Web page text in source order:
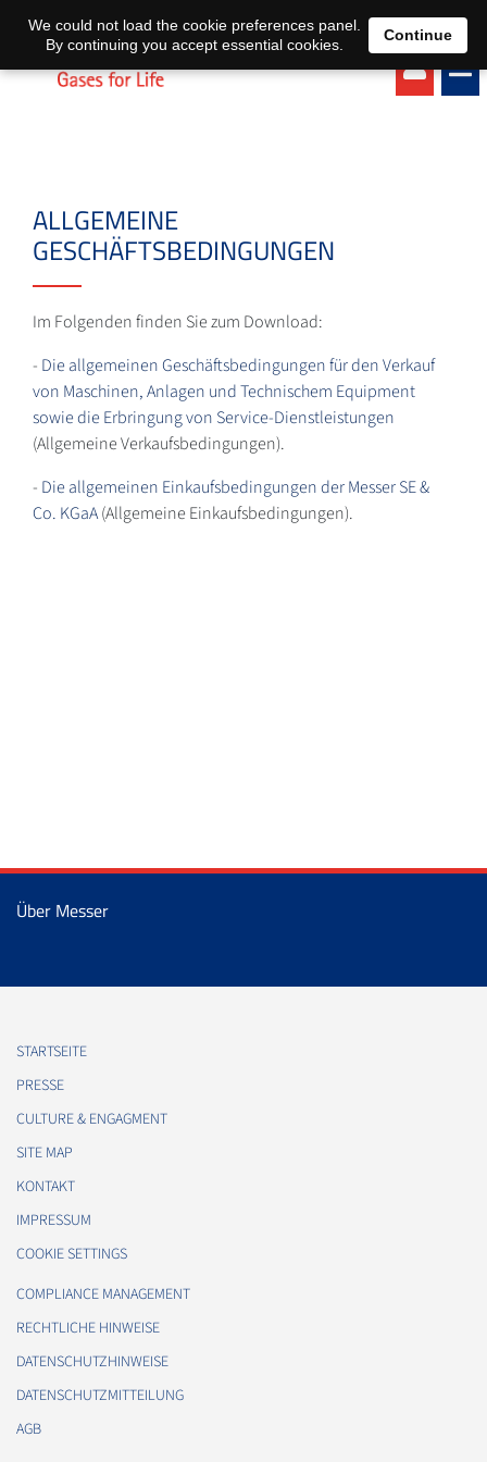
EN DE
ALLGEMEINE
GESCHÄFTSBEDINGUNGEN
Im Folgenden finden Sie zum Download:
- Die allgemeinen Geschäftsbedingungen für den Verkauf
von Maschinen, Anlagen und Technischem Equipment
sowie die Erbringung von Service-Dienstleistungen
(Allgemeine Verkaufsbedingungen).
- Die allgemeinen Einkaufsbedingungen der Messer SE &
Co. KGaA(Allgemeine Einkaufsbedingungen).
Über Messer
STARTSEITE
PRESSE
CULTURE & ENGAGMENT
SITE MAP
KONTAKT
IMPRESSUM
COOKIE SETTINGS
COMPLIANCE MANAGEMENT
RECHTLICHE HINWEISE
DATENSCHUTZHINWEISE
DATENSCHUTZMITTEILUNG
AGB
We could not load the cookie preferences panel.
By continuing you accept essential cookies.
Continue